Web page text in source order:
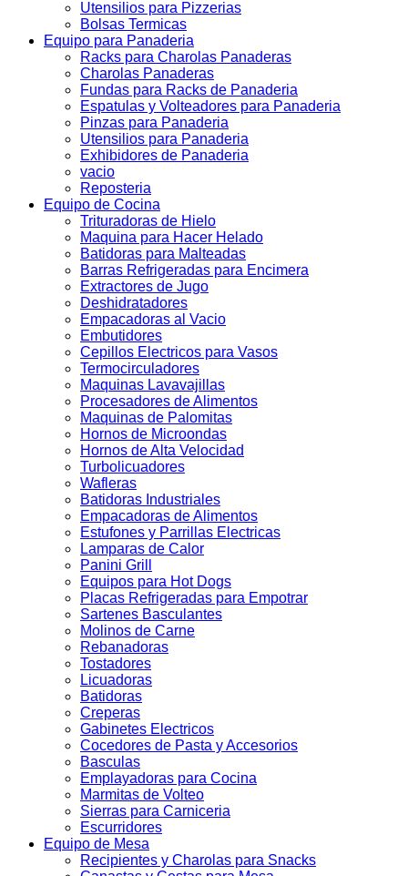
Utensilios para Pizzerias
Bolsas Termicas
Equipo para Panaderia
Racks para Charolas Panaderas
Charolas Panaderas
Fundas para Racks de Panaderia
Espatulas y Volteadores para Panaderia
Pinzas para Panaderia
Utensilios para Panaderia
Exhibidores de Panaderia
vacio
Reposteria
Equipo de Cocina
Trituradoras de Hielo
Maquina para Hacer Helado
Batidoras para Malteadas
Barras Refrigeradas para Encimera
Extractores de Jugo
Deshidratadores
Empacadoras al Vacio
Embutidores
Cepillos Electricos para Vasos
Termocirculadores
Maquinas Lavavajillas
Procesadores de Alimentos
Maquinas de Palomitas
Hornos de Microondas
Hornos de Alta Velocidad
Turbolicuadores
Wafleras
Batidoras Industriales
Empacadoras de Alimentos
Estufones y Parrillas Electricas
Lamparas de Calor
Panini Grill
Equipos para Hot Dogs
Placas Refrigeradas para Empotrar
Sartenes Basculantes
Molinos de Carne
Rebanadoras
Tostadores
Licuadoras
Batidoras
Creperas
Gabinetes Electricos
Cocedores de Pasta y Accesorios
Basculas
Emplayadoras para Cocina
Marmitas de Volteo
Sierras para Carniceria
Escurridores
Equipo de Mesa
Recipientes y Charolas para Snacks